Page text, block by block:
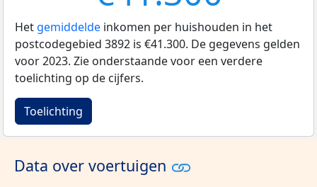
Het gemiddelde inkomen per huishouden in het
postcodegebied 3892 is €41.300. De gegevens gelden
voor 2023. Zie onderstaande voor een verdere
toelichting op de cijfers.
Toelichting
Data over voertuigen